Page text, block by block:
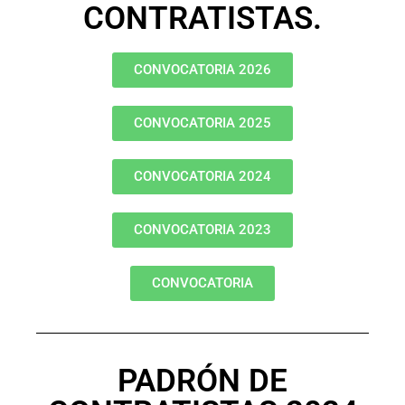
CONTRATISTAS.
CONVOCATORIA 2026
CONVOCATORIA 2025
CONVOCATORIA 2024
CONVOCATORIA 2023
CONVOCATORIA
PADRÓN DE